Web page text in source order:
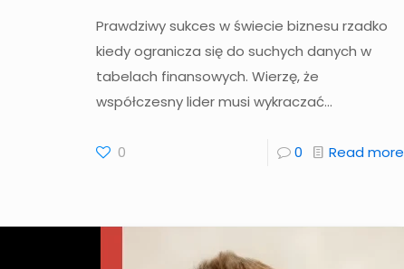
Prawdziwy sukces w świecie biznesu rzadko
kiedy ogranicza się do suchych danych w
tabelach finansowych. Wierzę, że
współczesny lider musi wykraczać...
0 0 Read more